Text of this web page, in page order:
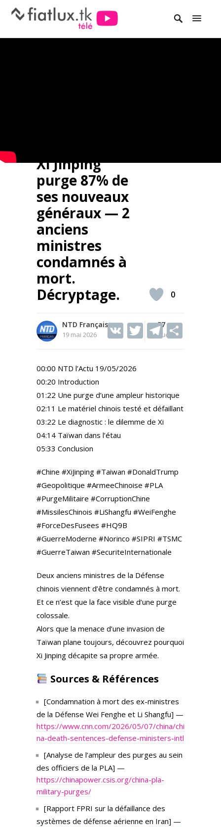
Xi Jinping
purge 87% de
ses nouveaux
généraux — 2
anciens
ministres
condamnés à
mort.
Décryptage.
NTD Français
19 mai 2026
57
Vues
V T T
a
m
0
00:00 NTD l’Actu 19/05/2026
00:20 Introduction
01:22 Une purge d’une ampleur historique
02:11 Le matériel chinois testé et défaillant
03:22 Le diagnostic : le dilemme de Xi
04:14 Taïwan dans l’étau
05:33 Conclusion
#Chine #XiJinping #Taiwan #DonaldTrump
#Geopolitique #ArmeeChinoise #PLA
#PurgeMilitaire #CorruptionChine
#MissilesChinois #LiShangfu #WeiFenghe
#ForceDesFusees #HQ9B
#GuerreModerne #Norinco #SIPRI #TSMC
#GuerreTaiwan #SecuriteInternationale
Deux anciens ministres de la Défense
chinois viennent d’être condamnés à mort.
Et ce n’est que la face visible d’une purge
colossale.
Alors que la menace d’une invasion de
Taïwan plane toujours, découvrez pourquoi
Xi Jinping décapite sa propre armée.
Sources & Références
[Condamnation à mort des ex-ministres
de la Défense Wei Fenghe et Li Shangfu] —
https://www.cnn.com/2026/05/07/china/chi
na-death-sentences-defense-ministers-intl
[Analyse de l’ampleur des purges au sein
des officiers de la PLA] —
https://chinapower.csis.org/china-pla-
military-purges/
[Rapport FPRI sur la défaillance des
systèmes de défense aérienne en Iran] —